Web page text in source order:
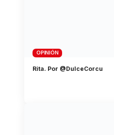
OPINIÓN
Rita. Por @DulceCorcu